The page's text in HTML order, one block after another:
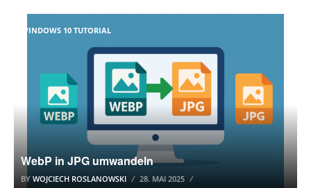
WINDOWS 10 TUTORIAL
WebP in JPG umwandeln
BY WOJCIECH ROSLANOWSKI 28. MAI 2025